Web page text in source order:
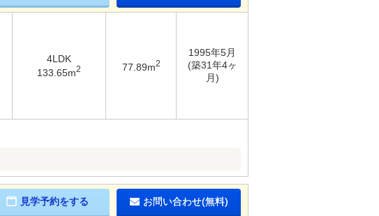
4LDK
133.65m2 77.89m2
1995年5月
(築31年4ヶ
月)
見学予約をする お問い合わせ(無料)